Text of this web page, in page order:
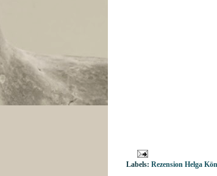
Labels: Rezension Helga